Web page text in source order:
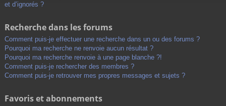
et d’ignorés ?
Recherche dans les forums
Comment puis-je effectuer une recherche dans un ou des forums ?
Pourquoi ma recherche ne renvoie aucun résultat ?
Pourquoi ma recherche renvoie à une page blanche ?!
Comment puis-je rechercher des membres ?
Comment puis-je retrouver mes propres messages et sujets ?
Favoris et abonnements